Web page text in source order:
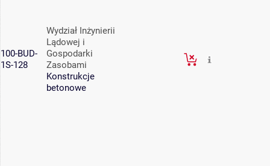
100-BUD-
1S-128
Wydział Inżynierii
Lądowej i
Gospodarki
Zasobami
Konstrukcje
betonowe